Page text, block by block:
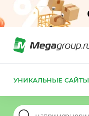
УНИКАЛЬНЫЕ САЙТЫ